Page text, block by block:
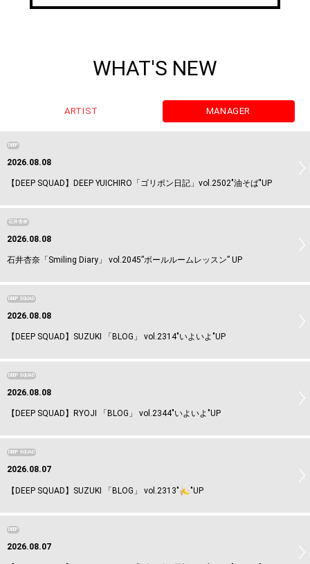
WHAT'S NEW
ARTIST MANAGER
DEEP
2026.08.08
【DEEP SQUAD】DEEP YUICHIRO「ゴリポン日記」vol.2502"油そば"UP
石井杏奈
2026.08.08
石井杏奈「Smiling Diary」 vol.2045”ボールルームレッスン” UP
DEEP SQUAD
2026.08.08
【DEEP SQUAD】SUZUKI 「BLOG」 vol.2314"いよいよ"UP
DEEP SQUAD
2026.08.08
【DEEP SQUAD】RYOJI 「BLOG」 vol.2344"いよいよ"UP
DEEP SQUAD
2026.08.07
【DEEP SQUAD】SUZUKI 「BLOG」 vol.2313" "UP
DEEP
2026.08.07